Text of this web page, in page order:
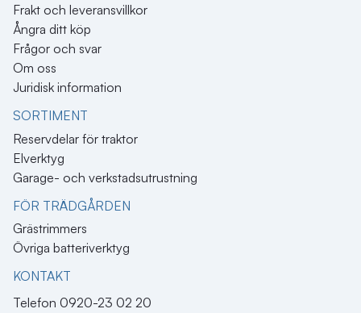
Frakt och leveransvillkor
Ångra ditt köp
Frågor och svar
Om oss
Juridisk information
SORTIMENT
Reservdelar för traktor
Elverktyg
Garage- och verkstadsutrustning
FÖR TRÄDGÅRDEN
Grästrimmers
Övriga batteriverktyg
KONTAKT​
Telefon 0920-23 02 20